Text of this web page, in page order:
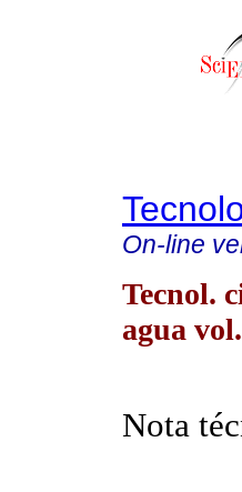
On-line
Tecnol.
agua
Nota